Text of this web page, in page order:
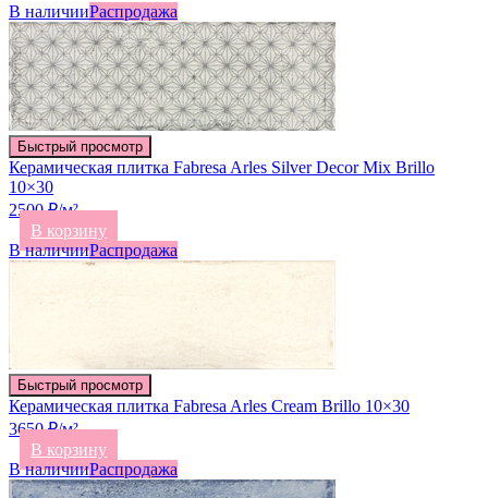
В наличииРаспродажа
Быстрый просмотр
Керамическая плитка Fabresa Arles Silver Decor Mix Brillo
10×30
2500 ₽/м²
В корзину
В наличииРаспродажа
Быстрый просмотр
Керамическая плитка Fabresa Arles Cream Brillo 10×30
3650 ₽/м²
В корзину
В наличииРаспродажа